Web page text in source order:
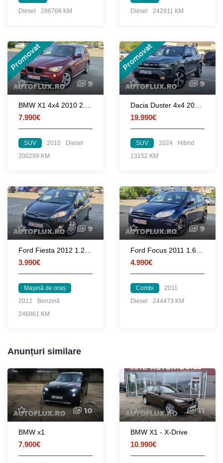
Diesel
286766 KM
Diesel
242911 KM
Promovat
9
7.990€
SUV 2010
Diesel
200299 KM
Promovat
9
19.990€
SUV 2024
Hibrid
13152 KM
9
3.990€
Mașină de oraș
2012
Benzină
246861 KM
9
4.990€
Combi
2011
Diesel
244473 KM
Anunțuri similare
10
BMW x1
7.900€
11
BMW X1 - X-Drive
10.990€